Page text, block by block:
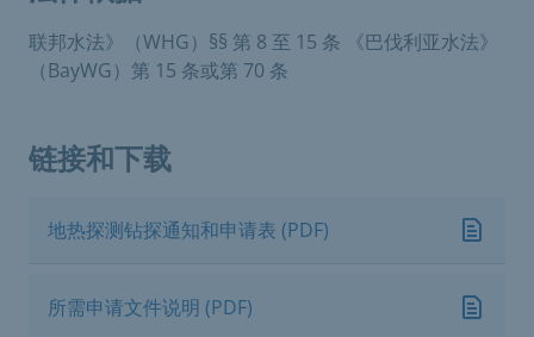
联邦水法》（WHG）§§ 第 8 至 15 条 《巴伐利亚水法》
（BayWG）第 15 条或第 70 条
链接和下载
地热探测钻探通知和申请表 (PDF)
所需申请文件说明 (PDF)